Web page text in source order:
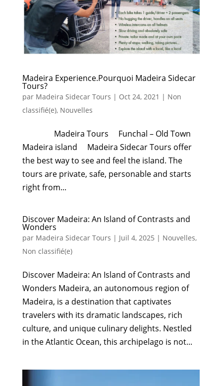
Madeira Experience.Pourquoi Madeira Sidecar
Tours?
par Madeira Sidecar Tours | Oct 24, 2021 | Non
classifié(e), Nouvelles
Madeira Tours Funchal – Old Town
Madeira island Madeira Sidecar Tours offer
the best way to see and feel the island. The
tours are private, safe, personable and starts
right from...
Discover Madeira: An Island of Contrasts and
Wonders
par Madeira Sidecar Tours | Juil 4, 2025 | Nouvelles,
Non classifié(e)
Discover Madeira: An Island of Contrasts and
Wonders Madeira, an autonomous region of
Madeira, is a destination that captivates
travelers with its dramatic landscapes, rich
culture, and unique culinary delights. Nestled
in the Atlantic Ocean, this archipelago is not...